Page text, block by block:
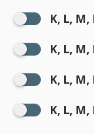
K, L, M,
K, L, M,
K, L, M,
K, L, M,